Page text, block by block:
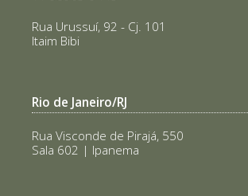
Rua Urussuí, 92 - Cj. 101
Itaim Bibi
Rio de Janeiro/RJ
Rua Visconde de Pirajá, 550
Sala 602 | Ipanema